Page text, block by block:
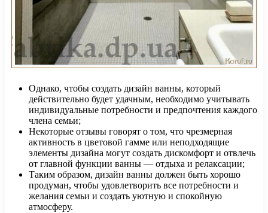
Однако, чтобы создать дизайн ванны, который
действительно будет удачным, необходимо учитывать
индивидуальные потребности и предпочтения каждого
члена семьи;
Некоторые отзывы говорят о том, что чрезмерная
активность в цветовой гамме или неподходящие
элементы дизайна могут создать дискомфорт и отвлечь
от главной функции ванны — отдыха и релаксации;
Таким образом, дизайн ванны должен быть хорошо
продуман, чтобы удовлетворить все потребности и
желания семьи и создать уютную и спокойную
атмосферу.